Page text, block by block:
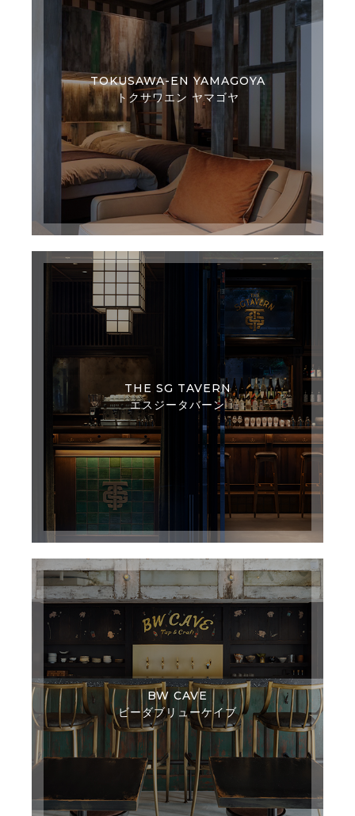
TOKUSAWA-EN YAMAGOYA
トクサワエン ヤマゴヤ
THE SG TAVERN
エスジータバーン
BW CAVE
ビーダブリューケイブ